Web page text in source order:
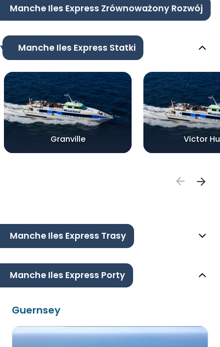
Manche Iles Express Zrównoważony Rozwój
Manche Iles Express Statki
Granville Victor
Manche Iles Express Trasy
Manche Iles Express Porty
Guernsey